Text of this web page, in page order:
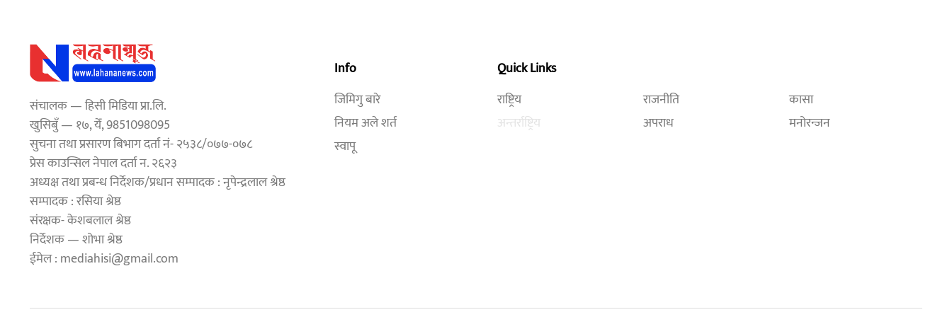
संचालक — हिसी मिडिया प्रा.लि.
खुसिबुँ — १७, येँ, 9851098095
सुचना तथा प्रसारण बिभाग दर्ता नं- २५३८/०७७-०७८
प्रेस काउन्सिल नेपाल दर्ता न. २६२३
अध्यक्ष तथा प्रबन्ध निर्देशक/प्रधान सम्पादक : नृपेन्द्रलाल श्रेष्ठ
सम्पादक : रसिया श्रेष्ठ
संरक्षक- केशबलाल श्रेष्ठ
निर्देशक — शोभा श्रेष्ठ
ईमेल : mediahisi@gmail.com
Info
जिमिगु बारे
नियम अले शर्त
स्वापू
Quick Links
राष्ट्रिय
अन्तर्राष्ट्रिय
राजनीति
अपराध
कासा
मनोरन्जन